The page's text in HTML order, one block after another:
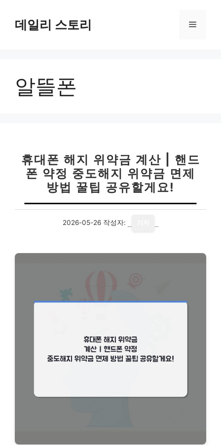
데일리 스토리 메
알뜰폰
휴대폰 해지 위약금 계산 | 핸드
폰 약정 중도해지 위약금 면제
방법 꿀팁 공유할게요!
2026-05-26 작성자: